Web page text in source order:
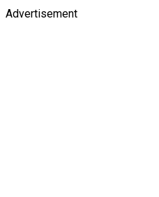
Advertisement